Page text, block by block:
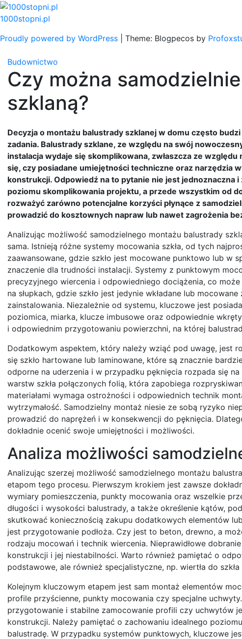
Skip
to
1000stopni.pl
Proudly powered by WordPress
Theme: Blogpecos by
Budownictwo
Czy można
szklaną?
Decyzja o montażu balustrady szklanej w domu często
zadania. Balustrady szklane, ze względu na swój
instalacja wydaje się skomplikowana, zwłaszcza ze
się, czy posiadane umiejętności techniczne oraz narzędzia
konstrukcji. Odpowiedź na to pytanie nie jest jednoznaczna
poziomu skomplikowania projektu, a przede wszystkim od
rozważyć zarówno potencjalne korzyści płynące z
prowadzić do kosztownych napraw lub nawet zagrożenia
Analizując możliwość samodzielnego montażu balustrady
sama. Istnieją różne systemy mocowania szkła, od tych
zaawansowane, gdzie szkło jest mocowane punktowo lub w
znaczenie dla trudności instalacji. Systemy z punktowym
precyzyjnego wiercenia i odpowiedniego dociążenia, co
na słupkach, gdzie szkło jest jedynie wkładane lub
zainstalowania. Niezależnie od systemu, kluczowe jest
poziomica, miarka, klucze imbusowe oraz odpowiednie
i odpowiednim przygotowaniu powierzchni, na której
Dodatkowym aspektem, który należy wziąć pod uwagę, jest
się szkło hartowane lub laminowane, które są znacznie
odporne na uderzenia i w przypadku pęknięcia rozpada się na
warstw szkła połączonych folią, która zapobiega
materiałami wymaga ostrożności i odpowiednich technik
wytrzymałość. Samodzielny montaż niesie ze sobą ryzyko
prowadzić do naprężeń i w konsekwencji do pęknięcia.
dokładnie ocenić swoje umiejętności i możliwości.
Analiza możliwości
Analizując szerzej możliwość samodzielnego montażu
etapom tego procesu. Pierwszym krokiem jest zawsze
wymiary pomieszczenia, punkty mocowania oraz wszelkie
długości i wysokości balustrady, a także określenie kątów,
skutkować koniecznością zakupu dodatkowych elementów
jest przygotowanie podłoża. Czy jest to beton, drewno, a
rodzaju mocowań i technik wiercenia. Nieprawidłowe
konstrukcji i jej niestabilności. Warto również pamiętać o
podstawowe, ale również specjalistyczne, np. wiertła do
Kolejnym kluczowym etapem jest sam montaż elementów
profile przyścienne, punkty mocowania czy specjalne
przygotowanie i stabilne zamocowanie profili czy uchwytów
konstrukcji. Należy pamiętać o zachowaniu idealnego
balustradę. W przypadku systemów punktowych, kluczowe